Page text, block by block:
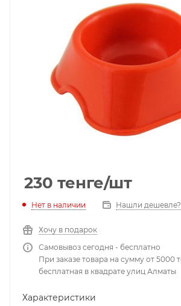
230 тенге/шт
Нет в наличии Нашли дешевле?
Хочу в подарок
Самовывоз сегодня - бесплатно
При заказе товара на сумму от 5000
бесплатная в квадрате улиц Алматы
Характеристики